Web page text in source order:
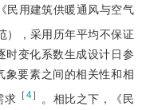
用建筑供暖通风与空气
），采用历年平均不保证
变化系数生成设计日参
象要素之间的相关性和相
求 ［4］ 。相比之下，《民